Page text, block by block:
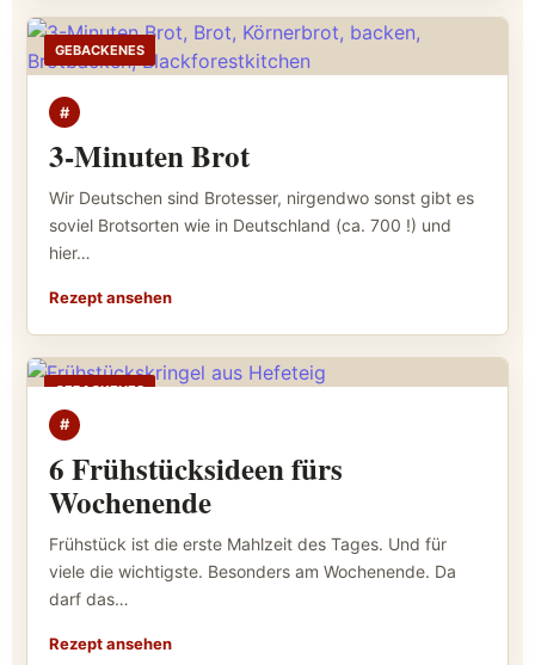
GEBACKENES
#
3-Minuten Brot
Wir Deutschen sind Brotesser, nirgendwo sonst gibt es
soviel Brotsorten wie in Deutschland (ca. 700 !) und
hier…
Rezept ansehen
GEBACKENES
#
6 Frühstücksideen fürs
Wochenende
Frühstück ist die erste Mahlzeit des Tages. Und für
viele die wichtigste. Besonders am Wochenende. Da
darf das…
Rezept ansehen